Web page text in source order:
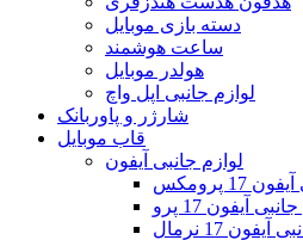
دسته بازی موبایل
ساعت هوشمند
هولدر موبایل
لوازم جانبی اپل واچ
شارژر و پاوربانک
قاب موبایل
لوازم جانبی آیفون
پرومکس
آیفون 17 پرو
17 نرمال